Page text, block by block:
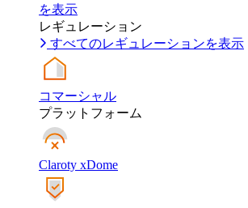
を表示
レギュレーション
すべてのレギュレーションを表示
コマーシャル
プラットフォーム
Claroty xDome